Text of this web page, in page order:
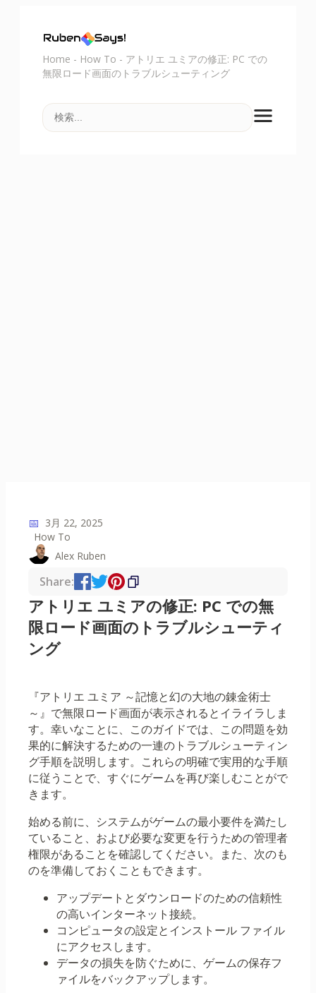
Home - How To - アトリエ ユミアの修正: PC での
無限ロード画面のトラブルシューティング
📅 3月 22, 2025
How To
Alex Ruben
Share:
アトリエ ユミアの修正: PC での無
限ロード画面のトラブルシューティ
ング
『アトリエ ユミア ～記憶と幻の大地の錬金術士
～』で無限ロード画面が表示されるとイライラしま
す。幸いなことに、このガイドでは、この問題を効
果的に解決するための一連のトラブルシューティン
グ手順を説明します。これらの明確で実用的な手順
に従うことで、すぐにゲームを再び楽しむことがで
きます。
始める前に、システムがゲームの最小要件を満たし
ていること、および必要な変更を行うための管理者
権限があることを確認してください。また、次のも
のを準備しておくこともできます。
アップデートとダウンロードのための信頼性
の高いインターネット接続。
コンピュータの設定とインストール ファイル
にアクセスします。
データの損失を防ぐために、ゲームの保存フ
ァイルをバックアップします。